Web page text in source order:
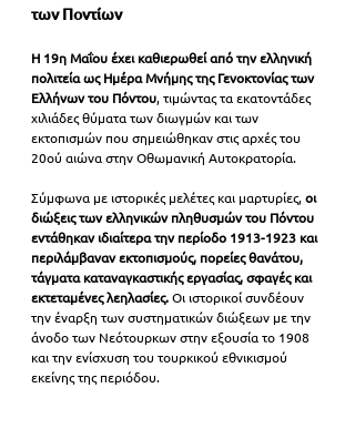
των Ποντίων
Η 19η Μαΐου έχει καθιερωθεί από την ελληνική
πολιτεία ως Ημέρα Μνήμης της Γενοκτονίας των
Ελλήνων του Πόντου, τιμώντας τα εκατοντάδες
χιλιάδες θύματα των διωγμών και των
εκτοπισμών που σημειώθηκαν στις αρχές του
20ού αιώνα στην Οθωμανική Αυτοκρατορία.
Σύμφωνα με ιστορικές μελέτες και μαρτυρίες, οι
διώξεις των ελληνικών πληθυσμών του Πόντου
εντάθηκαν ιδιαίτερα την περίοδο 1913-1923 και
περιλάμβαναν εκτοπισμούς, πορείες θανάτου,
τάγματα καταναγκαστικής εργασίας, σφαγές και
εκτεταμένες λεηλασίες. Οι ιστορικοί συνδέουν
την έναρξη των συστηματικών διώξεων με την
άνοδο των Νεότουρκων στην εξουσία το 1908
και την ενίσχυση του τουρκικού εθνικισμού
εκείνης της περιόδου.